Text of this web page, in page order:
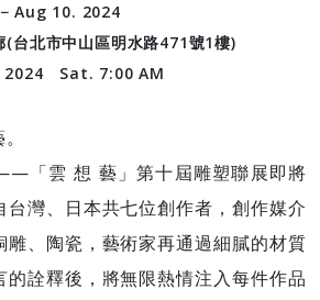
Aug 10. 2024
(台北市中山區明水路471號1樓)
2024 Sat. 7:00 AM
「雲 想 藝」第十屆雕塑聯展即將
台灣、日本共七位創作者，創作媒介
雕、陶瓷，藝術家再通過細膩的材質
的詮釋後，將無限熱情注入每件作品